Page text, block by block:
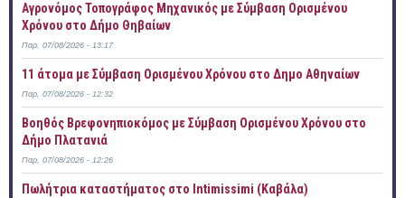
Αγρονόμος Τοπογράφος Μηχανικός με Σύμβαση Ορισμένου
Χρόνου στο Δήμο Θηβαίων
Παρ, 07/08/2026 - 13:17
11 άτομα με Σύμβαση Ορισμένου Χρόνου στο Δημο Αθηναίων
Παρ, 07/08/2026 - 12:32
Βοηθός Βρεφονηπιοκόμος με Σύμβαση Ορισμένου Χρόνου στο
Δήμο Πλατανιά
Παρ, 07/08/2026 - 12:26
Πωλήτρια καταστήματος στο Intimissimi (Καβάλα)